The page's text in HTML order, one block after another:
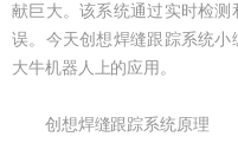
献巨大。该系统通过实时检
误。今天创想焊缝跟踪系统
大牛机器人上的应用。
创想焊缝跟踪系统原理